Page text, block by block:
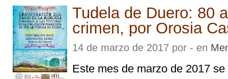
Tudela de Duero: 80
crimen, por Orosia
14 de marzo de 2017 por - en
Este mes de marzo de 2017